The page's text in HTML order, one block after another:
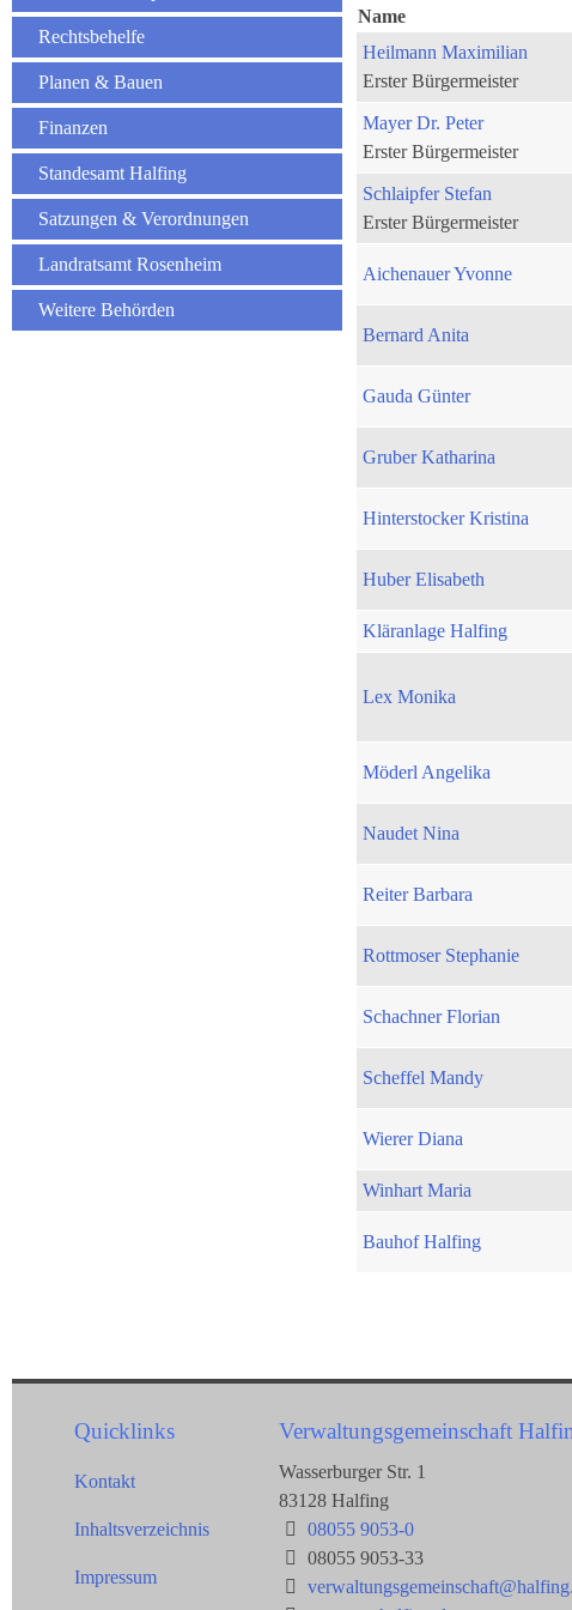
Rechtsbehelfe
Planen & Bauen
Finanzen
Standesamt Halfing
Satzungen & Verordnungen
Landratsamt Rosenheim
Weitere Behörden
Name
Heilmann Maximilian
Erster Bürgermeister
Mayer Dr. Peter
Erster Bürgermeister
Schlaipfer Stefan
Erster Bürgermeister
Aichenauer Yvonne
Bernard Anita
Gauda Günter
Gruber Katharina
Hinterstocker Kristina
Huber Elisabeth
Kläranlage Halfing
Lex Monika
Möderl Angelika
Naudet Nina
Reiter Barbara
Rottmoser Stephanie
Schachner Florian
Scheffel Mandy
Wierer Diana
Winhart Maria
Bauhof Halfing
Quicklinks
Kontakt
Inhaltsverzeichnis
Impressum
Verwaltungsgemeinschaft
Wasserburger Str. 1
83128 Halfing
08055 9053-0
08055 9053-33